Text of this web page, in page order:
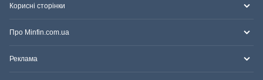
Корисні сторінки
Про Minfin.com.ua
Реклама